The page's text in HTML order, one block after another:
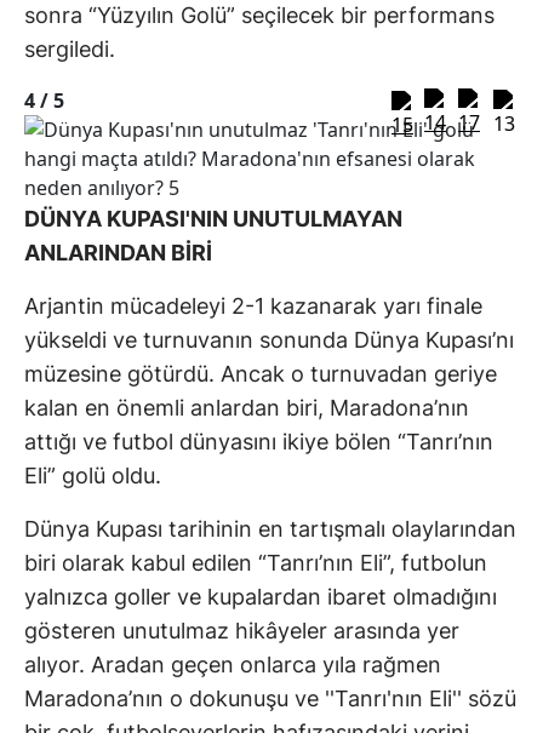
sonra “Yüzyılın Golü” seçilecek bir performans
sergiledi.
4 /5
DÜNYA KUPASI'NIN UNUTULMAYAN
ANLARINDAN BİRİ
Arjantin mücadeleyi 2-1 kazanarak yarı finale
yükseldi ve turnuvanın sonunda Dünya Kupası’nı
müzesine götürdü. Ancak o turnuvadan geriye
kalan en önemli anlardan biri, Maradona’nın
attığı ve futbol dünyasını ikiye bölen “Tanrı’nın
Eli” golü oldu.
Dünya Kupası tarihinin en tartışmalı olaylarından
biri olarak kabul edilen “Tanrı’nın Eli”, futbolun
yalnızca goller ve kupalardan ibaret olmadığını
gösteren unutulmaz hikâyeler arasında yer
alıyor. Aradan geçen onlarca yıla rağmen
Maradona’nın o dokunuşu ve ''Tanrı'nın Eli'' sözü